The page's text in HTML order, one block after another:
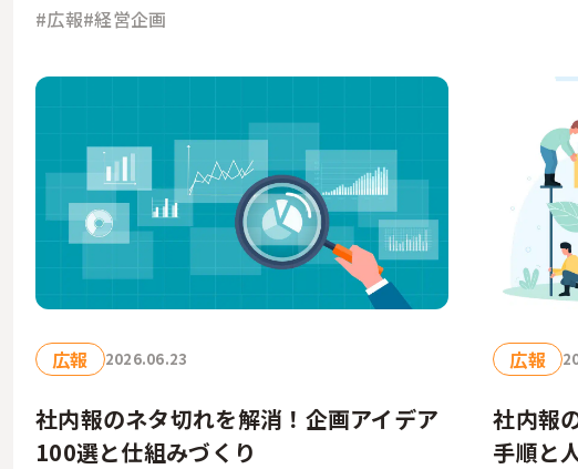
#広報#経営企画
広報 2026.06.23
社内報のネタ切れを解消！企画アイデア
100選と仕組みづくり
広報
社内報
手順と